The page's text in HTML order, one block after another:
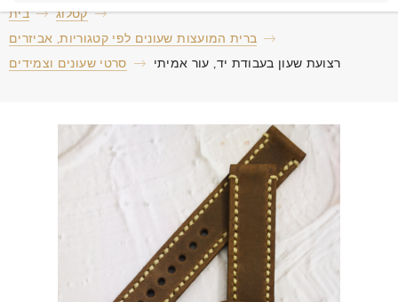
בית
קטלוג
ברית המועצות שעונים לפי קטגוריות, אביזרים
סרטי שעונים וצמידים
רצועת שעון בעבודת יד, עור אמיתי